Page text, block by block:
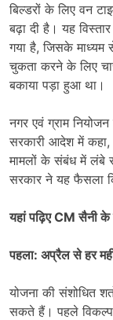
बिल्डरों के लिए वन
बढ़ा दी है। यह
गया है, जिसके माध्यम
चुकता करने के लिए
बकाया पड़ा हुआ था।
नगर एवं ग्राम
सरकारी आदेश में कहा,
मामलों के संबंध में लंबे
सरकार ने यह फैसला
यहां पढ़िए CM सैनी
पहला: अप्रैल से हर
योजना की संशोधित
सकते हैं। पहले